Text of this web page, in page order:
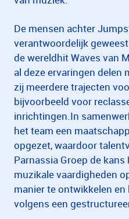
De mensen achter
verantwoordelijk
de wereldhit Waves van
al deze ervaringen delen
zij meerdere trajecten
bijvoorbeeld voor
inrichtingen.In
het team een
opgezet, waardoor
Parnassia Groep de
muzikale vaardigheden
manier te ontwikkelen
volgens een